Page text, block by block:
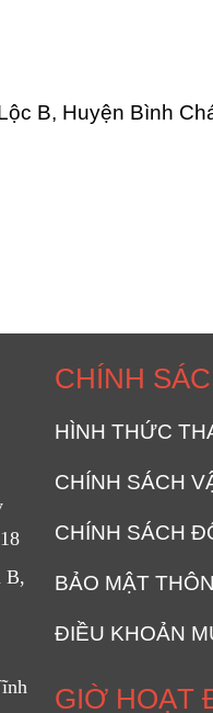
B, Huyện Bình
B,
CHÍNH
HÌNH THỨC
CHÍNH SÁCH
CHÍNH SÁCH
BẢO MẬT
ĐIỀU KHOẢN
GIỜ HOẠT